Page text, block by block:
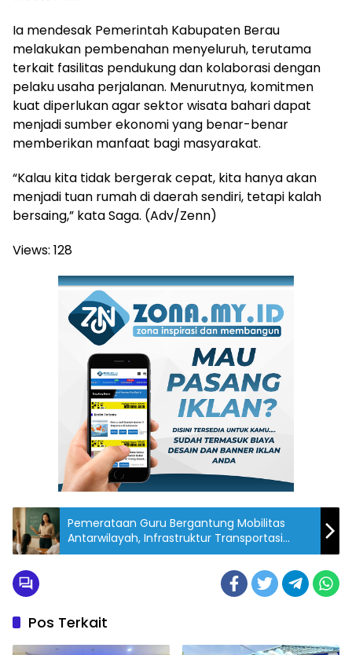
Ia mendesak Pemerintah Kabupaten Berau
melakukan pembenahan menyeluruh, terutama
terkait fasilitas pendukung dan kolaborasi dengan
pelaku usaha perjalanan. Menurutnya, komitmen
kuat diperlukan agar sektor wisata bahari dapat
menjadi sumber ekonomi yang benar-benar
memberikan manfaat bagi masyarakat.
“Kalau kita tidak bergerak cepat, kita hanya akan
menjadi tuan rumah di daerah sendiri, tetapi kalah
bersaing,” kata Saga. (Adv/Zenn)
Views: 128
Pemerataan Guru Bergantung Mobilitas
Antarwilayah, Infrastruktur Transportasi
Harus Jadi Prioritas
Pos Terkait